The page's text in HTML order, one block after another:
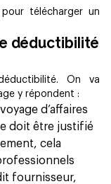
pour télécharger un
déductibilité
On va
y répondent :
d’affaires
doit être justifié
cela
fournisseur,